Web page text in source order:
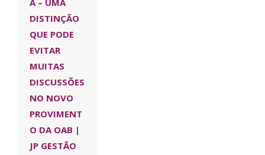
A – UMA
DISTINÇÃO
QUE PODE
EVITAR
MUITAS
DISCUSSÕES
NO NOVO
PROVIMENT
O DA OAB |
JP GESTÃO